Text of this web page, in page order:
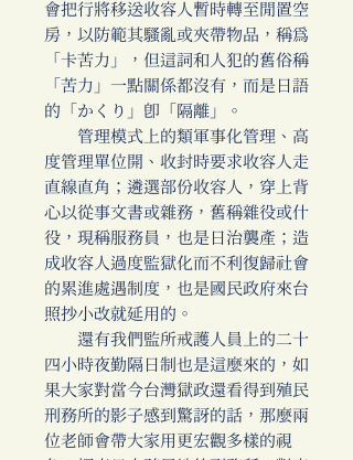
會把行將移送收容人暫時轉至閒置空
房，以防範其騷亂或夾帶物品，稱為
「卡苦力」，但這詞和人犯的舊俗稱
「苦力」一點關係都沒有，而是日語
的「かくり」即「隔離」。
管理模式上的類軍事化管理、高
度管理單位開、收封時要求收容人走
直線直角；遴選部份收容人，穿上背
心以從事文書或雜務，舊稱雜役或什
役，現稱服務員，也是日治襲產；造
成收容人過度監獄化而不利復歸社會
的累進處遇制度，也是國民政府來台
照抄小改就延用的。
還有我們監所戒護人員上的二十
四小時夜勤隔日制也是這麼來的，如
果大家對當今台灣獄政還看得到殖民
刑務所的影子感到驚訝的話，那麼兩
位老師會帶大家用更宏觀多樣的視